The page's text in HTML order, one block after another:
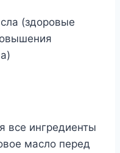
(здоровые
все ингредиенты
масло перед